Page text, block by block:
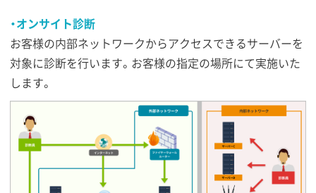
・オンサイト診断
お客様の内部ネットワークからアクセスできるサーバーを
対象に診断を行います。お客様の指定の場所にて実施いた
します。